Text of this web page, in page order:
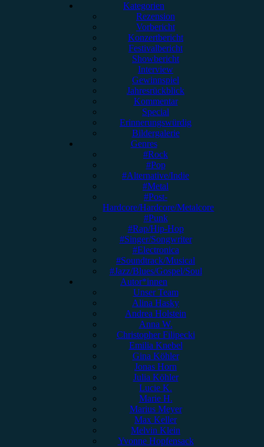
Kategorien
Rezension
Vorbericht
Konzertbericht
Festivalbericht
Showbericht
Interview
Gewinnspiel
Jahresrückblick
Kommentar
Special
Erinnerungswürdig
Bildergalerie
Genres
#Rock
#Pop
#Alternative/Indie
#Metal
#Post-
Hardcore/Hardcore/Metalcore
#Punk
#Rap/Hip-Hop
#Singer/Songwriter
#Electronica
#Soundtrack/Musical
#Jazz/Blues/Gospel/Soul
Autor*innen
Unser Team
Alina Hasky
Andrea Holstein
Anna W.
Christopher Filipecki
Emilia Knebel
Gina Köhler
Jonas Horn
Julia Köhler
Lucie K.
Marie H.
Marius Meyer
Max Keller
Melvin Klein
Yvonne Hopfensack